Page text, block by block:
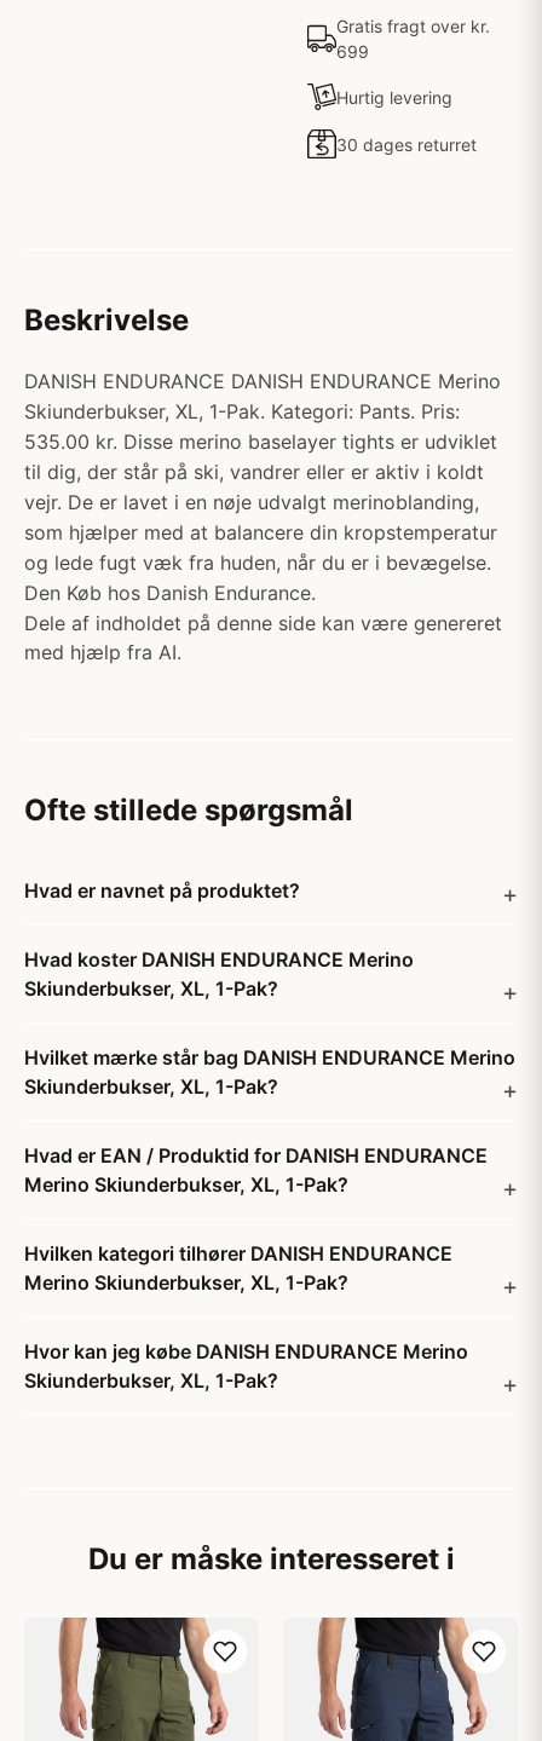
Gratis fragt over kr.
699
Hurtig levering
30 dages returret
Beskrivelse
DANISH ENDURANCE DANISH ENDURANCE Merino
Skiunderbukser, XL, 1-Pak. Kategori: Pants. Pris:
535.00 kr. Disse merino baselayer tights er udviklet
til dig, der står på ski, vandrer eller er aktiv i koldt
vejr. De er lavet i en nøje udvalgt merinoblanding,
som hjælper med at balancere din kropstemperatur
og lede fugt væk fra huden, når du er i bevægelse.
Den Køb hos Danish Endurance.
Dele af indholdet på denne side kan være genereret
med hjælp fra AI.
Ofte stillede spørgsmål
Hvad er navnet på produktet?
Hvad koster DANISH ENDURANCE Merino
Skiunderbukser, XL, 1-Pak?
Hvilket mærke står bag DANISH ENDURANCE Merino
Skiunderbukser, XL, 1-Pak?
Hvad er EAN / Produktid for DANISH ENDURANCE
Merino Skiunderbukser, XL, 1-Pak?
Hvilken kategori tilhører DANISH ENDURANCE
Merino Skiunderbukser, XL, 1-Pak?
Hvor kan jeg købe DANISH ENDURANCE Merino
Skiunderbukser, XL, 1-Pak?
Du er måske interesseret i